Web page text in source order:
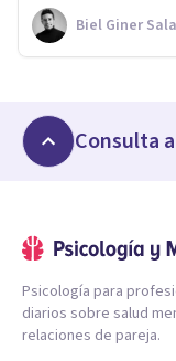
Biel Giner
Consulta
Psicología para
diarios sobre salud
relaciones de pareja.